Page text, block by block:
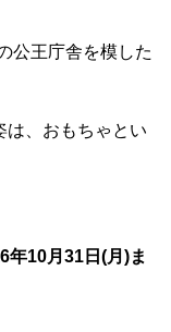
公王庁舎を模した
は、おもちゃとい
年10月31日(月)ま